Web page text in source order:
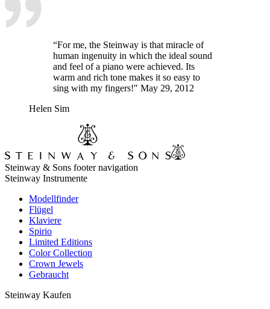
“For me, the Steinway is that miracle of
human ingenuity in which the ideal sound
and feel of a piano were achieved. Its
warm and rich tone makes it so easy to
sing with my fingers!" May 29, 2012
Helen Sim
Steinway & Sons footer navigation
Steinway Instrumente
Modellfinder
Flügel
Klaviere
Spirio
Limited Editions
Color Collection
Crown Jewels
Gebraucht
Steinway Kaufen